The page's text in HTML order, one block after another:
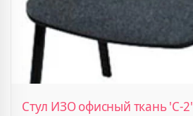
Стул ИЗО офисный ткань 'С-2'